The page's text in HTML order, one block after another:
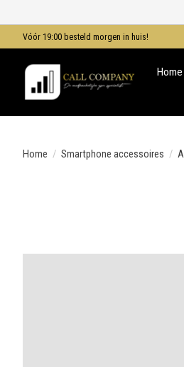
Vóór 19:00 besteld morgen in huis!
Home
Home / Smartphone accessoires /